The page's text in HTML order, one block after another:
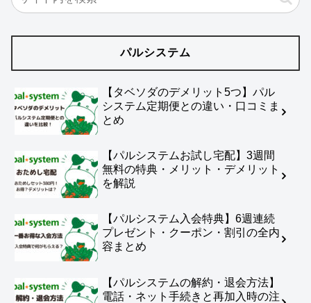
パルシステム
【タベソダのデメリット5つ】パル
システム定期便との違い・口コミま
とめ
【パルシステムお試し宅配】3週間
無料の特典・メリット・デメリット
を解説
【パルシステム入会特典】6週連続
プレゼント・クーポン・割引の全内
容まとめ
【パルシステムの解約・退会方法】
電話・ネット手続きと再加入時の注